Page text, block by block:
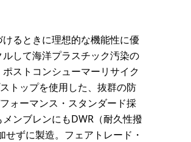
るときに理想的な機能性に優
して海洋プラスチック汚染の
ストコンシューマーリサイク
トップを使用した、抜群の防
ォーマンス・スタンダード採
ンブレンにもDWR（耐久性撥
せずに製造。フェアトレード・